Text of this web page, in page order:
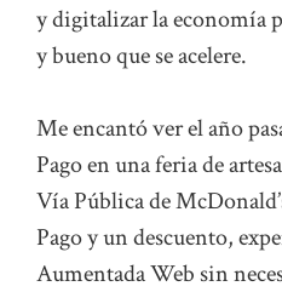
y digitalizar la economía
y bueno que se acelere.
Me encantó ver el año
Pago en una feria de
Vía Pública de
Pago y un descuento,
Aumentada Web sin